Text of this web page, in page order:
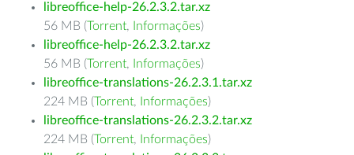
libreoffice-help-26.2.3.2.tar.xz
56 MB (Torrent, Informações)
libreoffice-help-26.2.3.2.tar.xz
56 MB (Torrent, Informações)
libreoffice-translations-26.2.3.1.tar.xz
224 MB (Torrent, Informações)
libreoffice-translations-26.2.3.2.tar.xz
224 MB (Torrent, Informações)